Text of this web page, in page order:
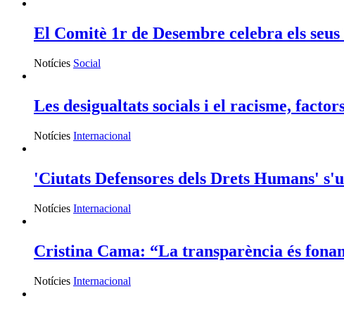
El Comitè 1r de Desembre celebra els
Notícies Social
Les desigualtats socials i el racisme,
Notícies Internacional
'Ciutats Defensores dels Drets Humans'
Notícies Internacional
Cristina Cama: “La transparència és
Notícies Internacional